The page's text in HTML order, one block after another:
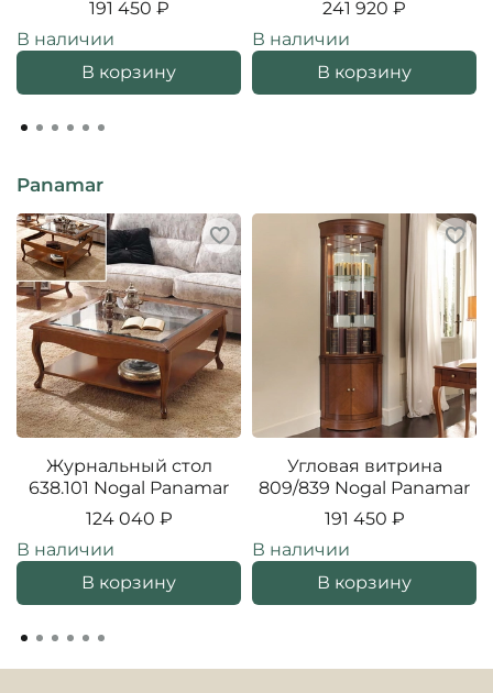
191 450 ₽
В наличии
В корзину
241 920 ₽
В наличии
В корзину
Panamar
Журнальный стол
638.101 Nogal Panamar
124 040 ₽
В наличии
В корзину
Угловая витрина
809/839 Nogal Panamar
191 450 ₽
В наличии
В корзину